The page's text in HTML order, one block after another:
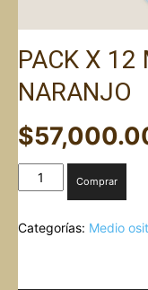
PACK X 12
NARANJO
$
PACK
X
MEDIO
Comprar
Categorías: Medio